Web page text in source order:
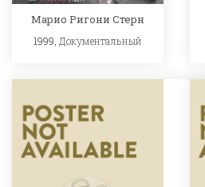
Марио Ригони Стерн
1999, Документальный